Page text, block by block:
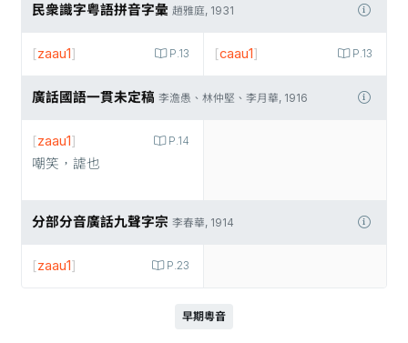
民衆識字粤語拼音字彙 趙雅庭, 1931
P.13
[zaau1] P.13
[caau1]
廣話國語一貫未定稿 李澹愚、林仲堅、李月華, 1916
P.14
[zaau1]
嘲笑，謔也
分部分音廣話九聲字宗 李春華, 1914
P.23
[zaau1]
早期粵音